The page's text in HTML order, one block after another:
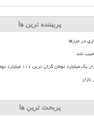
پربیننده ترین ها
در مرزها
شد
تومان گران ترین ۱۱۰ میلیارد تومان
پربحث ترین ها